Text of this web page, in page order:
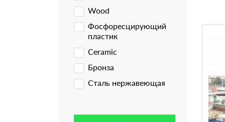
Wood
Фосфоресцирующий
пластик
Ceramic
Бронза
Сталь нержавеющая